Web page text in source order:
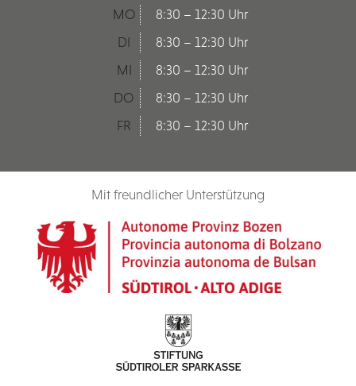
MO
8:30 – 12:30 Uhr
DI
8:30 – 12:30 Uhr
MI
8:30 – 12:30 Uhr
DO
8:30 – 12:30 Uhr
FR
8:30 – 12:30 Uhr
Mit freundlicher Unterstützung